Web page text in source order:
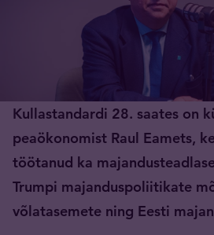
Kullastandardi 28. saates on
peaökonomist Raul Eamets,
töötanud ka
Trumpi majanduspoliitikate
võlatasemete ning Eesti